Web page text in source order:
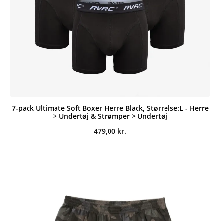
7-pack Ultimate Soft Boxer Herre Black, Størrelse:L - Herre
> Undertøj & Strømper > Undertøj
479,00 kr.